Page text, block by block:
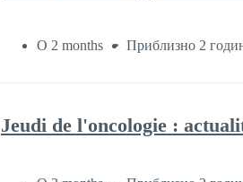
О 2 months Приблизно 2
Jeudi de l'oncologie :